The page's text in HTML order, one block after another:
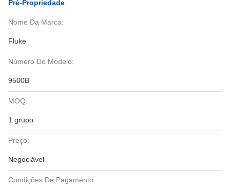
Pré-Propriedade
Nome Da Marca:
Fluke
Número Do Modelo:
9500B
MOQ:
1 grupo
Preço:
Negociável
Condições De Pagamento: